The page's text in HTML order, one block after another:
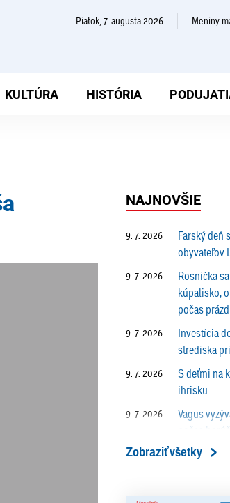
piatok, 7. augusta 2026 Meniny
KULTÚRA HISTÓRIA
NAJNOVŠIE
9. 7. 2026
Farský deň
obyvateľov
9. 7. 2026
Rosnička
kúpalisko,
počas
9. 7. 2026
Investícia
strediska
9. 7. 2026
S deťmi na
ihrisku
9. 7. 2026
Vagus
počas
9. 7. 2026
Zberné
Zobraziť všetky